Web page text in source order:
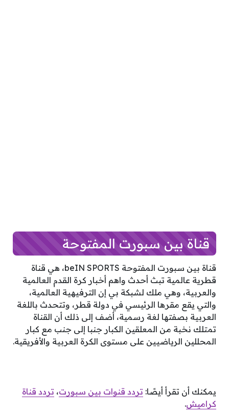
قناة بين سبورت المفتوحة
قناة بين سبورت المفتوحة beIN SPORTS، هي قناة
قطرية عالمية تبث أحدث واهم أخبار كرة القدم العالمية
والعربية، وهي ملك لشبكة بي إن الترفيهية العالمية،
والتي يقع مقرها الرئيسي في دولة قطر، وتتحدث باللغة
العربية بصفتها لغة رسمية، أضف إلى ذلك أن القناة
تمتلك نخبة من المعلقين الكبار جنبا إلى جنب مع كبار
المحللين الرياضيين على مستوى الكرة العربية والأفريقية.
يمكنك أن تقرأ أيصًا: تردد قنوات بين سبورت، تردد قناة
كراميش.